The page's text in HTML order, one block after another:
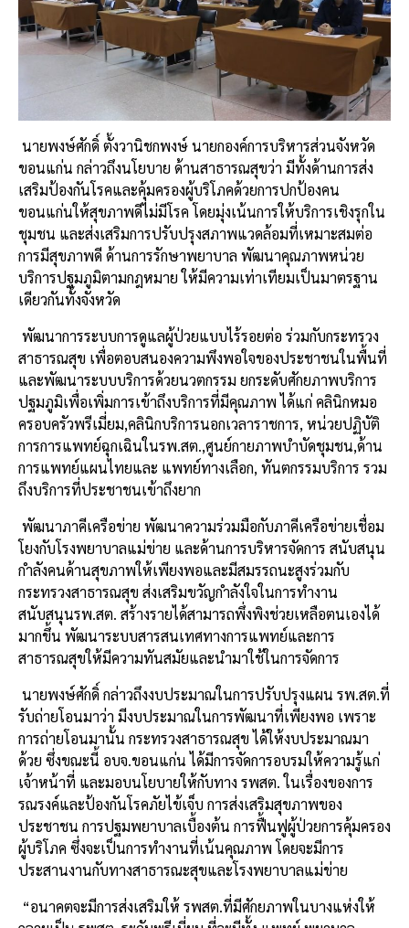
นายพงษ์ศักดิ์ตั้งวานิชกพงษ์นายกองค์การบริหารส่วนจังหวัด
ขอนแก่น กล่าวถึงนโยบาย ด้านสาธารณสุขว่า มีทั้งด้านการส่ง
เสริมป้องกันโรคและคุ้มครองผู้บริโภคด้วยการปกป้องคน
ขอนแก่นให้สุขภาพดีไม่มีโรค โดยมุ่งเน้นการให้บริการเชิงรุกใน
ชุมชน และส่งเสริมการปรับปรุงสภาพแวดล้อมที่เหมาะสมต่อ
การมีสุขภาพดีด้านการรักษาพยาบาล พัฒนาคุณภาพหน่วย
บริการปฐมภูมิตามกฎหมาย ให้มีความเท่าเทียมเป็นมาตรฐาน
เดียวกันทั้งจังหวัด
พัฒนาการระบบการดูแลผู้ป่วยแบบไร้รอยต่อ ร่วมกับกระทรวง
สาธารณสุข เพื่อตอบสนองความพึงพอใจของประชาชนในพื้นที่
และพัฒนาระบบบริการด้วยนวตกรรม ยกระดับศักยภาพบริการ
ปฐมภูมิเพื่อเพิ่มการเข้าถึงบริการที่มีคุณภาพ ได้แก่คลินิกหมอ
ครอบครัวพรีเมี่ยม,คลินิกบริการนอกเวลาราชการ, หน่วยปฏิบัติ
การการแพทย์ฉุกเฉินในรพ.สต.,ศูนย์กายภาพบำบัดชุมชน,ด้าน
การแพทย์แผนไทยและ แพทย์ทางเลือก, ทันตกรรมบริการ รวม
ถึงบริการที่ประชาชนเข้าถึงยาก
พัฒนาภาคีเครือข่าย พัฒนาความร่วมมือกับภาคีเครือข่ายเชื่อม
โยงกับโรงพยาบาลแม่ข่าย และด้านการบริหารจัดการ สนับสนุน
กำลังคนด้านสุขภาพให้เพียงพอและมีสมรรถนะสูงร่วมกับ
กระทรวงสาธารณสุข ส่งเสริมขวัญกำลังใจในการทำงาน
สนับสนุนรพ.สต. สร้างรายได้สามารถพึ่งพิงช่วยเหลือตนเองได้
มากขึ้น พัฒนาระบบสารสนเทศทางการแพทย์และการ
สาธารณสุขให้มีความทันสมัยและนำมาใช้ในการจัดการ
นายพงษ์ศักดิ์กล่าวถึงงบประมาณในการปรับปรุงแผน รพ.สต.ที่
รับถ่ายโอนมาว่า มีงบประมาณในการพัฒนาที่เพียงพอ เพราะ
การถ่ายโอนมานั้น กระทรวงสาธารณสุข ได้ให้งบประมาณมา
ด้วย ซึ่งขณะนี้ อบจ.ขอนแก่น ได้มีการจัดการอบรมให้ความรู้แก่
เจ้าหน้าที่ และมอบนโยบายให้กับทาง รพสต.ในเรื่องของการ
รณรงค์และป้องกันโรคภัยไข้เจ็บ การส่งเสริมสุขภาพของ
ประชาชน การปฐมพยาบาลเบื้องต้น การฟื้นฟูผู้ป่วยการคุ้มครอง
ผู้บริโภค ซึ่งจะเป็นการทำงานที่เน้นคุณภาพ โดยจะมีการ
ประสานงานกับทางสาธารณะสุขและโรงพยาบาลแม่ข่าย
“อนาคตจะมีการส่งเสริมให้ รพสต.ที่มีศักยภาพในบางแห่งให้